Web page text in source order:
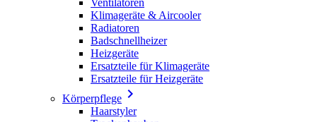
Klimageräte & Aircooler
Radiatoren
Badschnellheizer
Heizgeräte
Ersatzteile für Klimageräte
Ersatzteile für Heizgeräte
Körperpflege 
Haarstyler